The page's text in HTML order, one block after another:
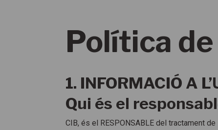
Política
1. INFORMACIÓ A
Qui és el
CIB, és el RESPONSABLE del tractament